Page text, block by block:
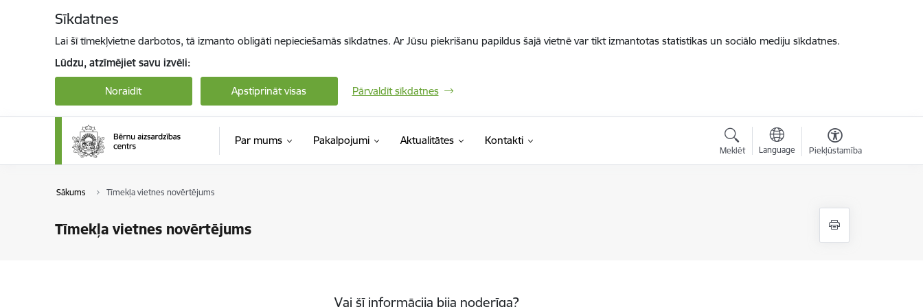
Sīkdatnes
Lai šī tīmekļvietne darbotos, tā izmanto obligāti nepieciešamās sīkdatnes. Ar Jūsu piekrišanu papildus šajā vietnē var tikt izmantotas statistikas un sociālo mediju sīkdatnes.
Lūdzu, atzīmējiet savu izvēli:
Noraidīt Apstiprināt visas Pārvaldīt sīkdatnes
Par mums Pakalpojumi Aktualitātes Kontakti
Meklēt Language Piekļūstamība
Sākums Tīmekļa vietnes novērtējums
Tīmekļa vietnes novērtējums
Vai šī informācija bija noderīga?